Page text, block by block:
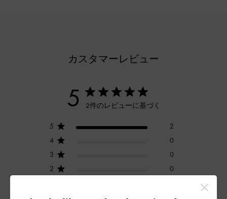
カスタマーレビュー
5 2件のレビューに基づく
5
2
4
0
3
0
2
0